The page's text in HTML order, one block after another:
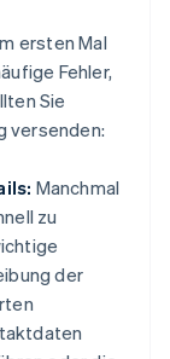
ersten Mal
Fehler,
Sie
versenden:
Manchmal
zu
der